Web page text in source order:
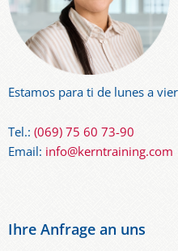
Estamos para ti de lunes a
Tel.: (069) 75 60 73-90
Email: info@kerntraining.com
Ihre Anfrage an uns